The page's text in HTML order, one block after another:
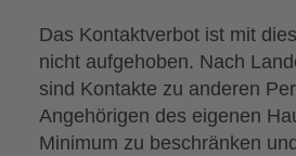
Das Kontaktverbot ist mit
nicht aufgehoben. Nach
sind Kontakte zu anderen
Angehörigen des eigenen
Minimum zu beschränken